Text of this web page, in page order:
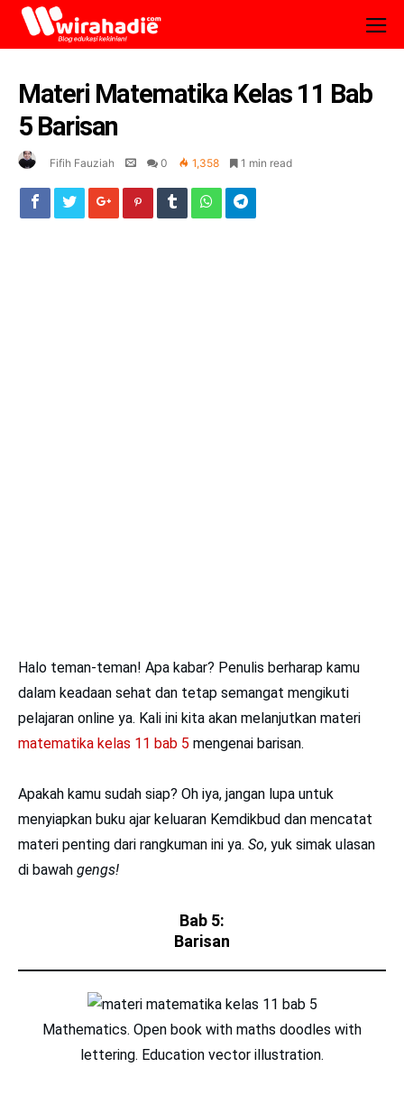
Materi Matematika Kelas 11 Bab
5 Barisan
Fifih Fauziah 0 1,358 1 min read
Halo teman-teman! Apa kabar? Penulis berharap kamu
dalam keadaan sehat dan tetap semangat mengikuti
pelajaran online ya. Kali ini kita akan melanjutkan materi
matematika kelas 11 bab 5 mengenai barisan.
Apakah kamu sudah siap? Oh iya, jangan lupa untuk
menyiapkan buku ajar keluaran Kemdikbud dan mencatat
materi penting dari rangkuman ini ya. So, yuk simak ulasan
di bawah gengs!
Bab 5:
Barisan
Mathematics. Open book with maths doodles with
lettering. Education vector illustration.